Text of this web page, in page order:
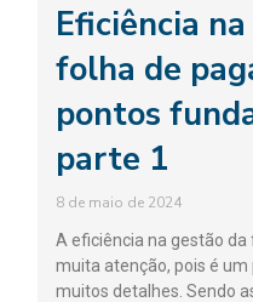
Eficiência
folha de
pontos
parte 1
8 de maio de 2024
A eficiência na gestão
muita atenção, pois é
muitos detalhes. Sendo